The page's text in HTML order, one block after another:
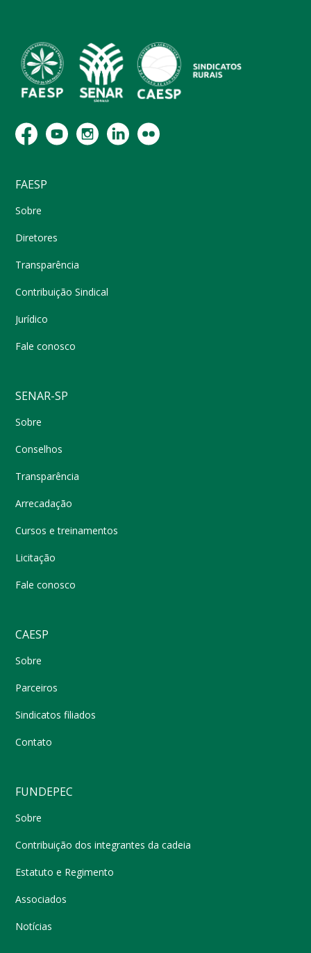
FAESP
Sobre
Diretores
Transparência
Contribuição Sindical
Jurídico
Fale conosco
SENAR-SP
Sobre
Conselhos
Transparência
Arrecadação
Cursos e treinamentos
Licitação
Fale conosco
CAESP
Sobre
Parceiros
Sindicatos filiados
Contato
FUNDEPEC
Sobre
Contribuição dos integrantes da cadeia
Estatuto e Regimento
Associados
Notícias